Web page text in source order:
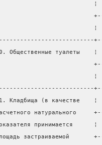
¦
¦
Общественные
¦
Кладбища (в
принимается
застраиваемой